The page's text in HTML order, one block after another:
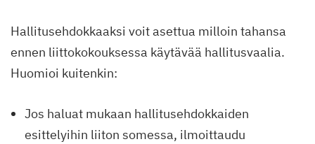
Hallitusehdokkaaksi voit asettua milloin tahansa
ennen liittokokouksessa käytävää hallitusvaalia.
Huomioi kuitenkin:
Jos haluat mukaan hallitusehdokkaiden
esittelyihin liiton somessa, ilmoittaudu